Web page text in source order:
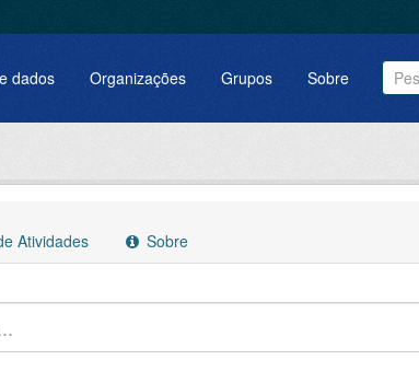
dados Organizações Grupos Sobre
Atividades Sobre